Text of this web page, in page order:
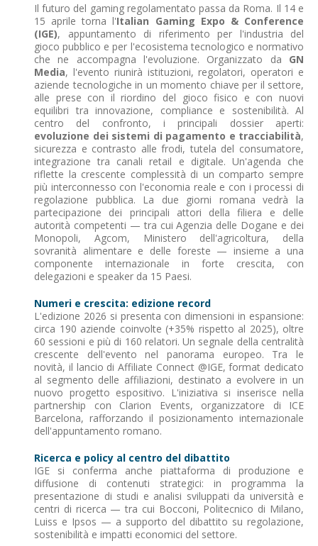
Il futuro del gaming regolamentato passa da Roma. Il 14 e
15 aprile torna l'Italian Gaming Expo & Conference
(IGE), appuntamento di riferimento per l'industria del
gioco pubblico e per l'ecosistema tecnologico e normativo
che ne accompagna l'evoluzione. Organizzato da GN
Media, l'evento riunirà istituzioni, regolatori, operatori e
aziende tecnologiche in un momento chiave per il settore,
alle prese con il riordino del gioco fisico e con nuovi
equilibri tra innovazione, compliance e sostenibilità. Al
centro del confronto, i principali dossier aperti:
evoluzione dei sistemi di pagamento e tracciabilità,
sicurezza e contrasto alle frodi, tutela del consumatore,
integrazione tra canali retail e digitale. Un'agenda che
riflette la crescente complessità di un comparto sempre
più interconnesso con l'economia reale e con i processi di
regolazione pubblica. La due giorni romana vedrà la
partecipazione dei principali attori della filiera e delle
autorità competenti — tra cui Agenzia delle Dogane e dei
Monopoli, Agcom, Ministero dell'agricoltura, della
sovranità alimentare e delle foreste — insieme a una
componente internazionale in forte crescita, con
delegazioni e speaker da 15 Paesi.
Numeri e crescita: edizione record
L'edizione 2026 si presenta con dimensioni in espansione:
circa 190 aziende coinvolte (+35% rispetto al 2025), oltre
60 sessioni e più di 160 relatori. Un segnale della centralità
crescente dell'evento nel panorama europeo. Tra le
novità, il lancio di Affiliate Connect @IGE, format dedicato
al segmento delle affiliazioni, destinato a evolvere in un
nuovo progetto espositivo. L'iniziativa si inserisce nella
partnership con Clarion Events, organizzatore di ICE
Barcelona, rafforzando il posizionamento internazionale
dell'appuntamento romano.
Ricerca e policy al centro del dibattito
IGE si conferma anche piattaforma di produzione e
diffusione di contenuti strategici: in programma la
presentazione di studi e analisi sviluppati da università e
centri di ricerca — tra cui Bocconi, Politecnico di Milano,
Luiss e Ipsos — a supporto del dibattito su regolazione,
sostenibilità e impatti economici del settore.